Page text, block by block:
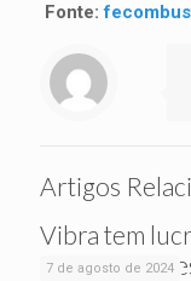
Fonte:
Artigos
7 de agosto de 2024
Vibra tem
tri, acima do